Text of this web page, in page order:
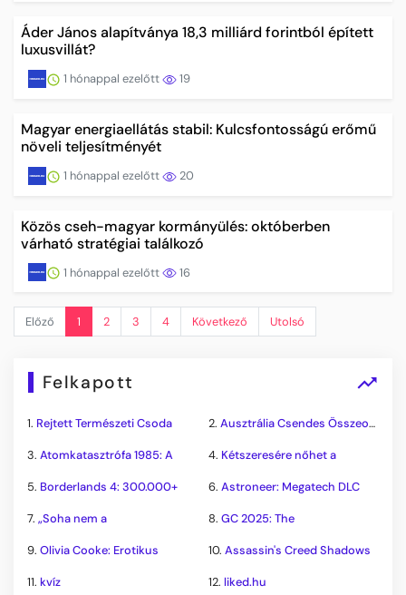
Áder János alapítványa 18,3 milliárd forintból épített
luxusvillát?
1 hónappal ezelőtt 19
Magyar energiaellátás stabil: Kulcsfontosságú erőmű
növeli teljesítményét
1 hónappal ezelőtt 20
Közös cseh-magyar kormányülés: októberben
várható stratégiai találkozó
1 hónappal ezelőtt 16
Előző 1 2 3 4 Következő Utolsó
Felkapott
1. Rejtett Természeti Csoda 2. Ausztrália Csendes Összeomlása
3. Atomkatasztrófa 1985: A 4. Kétszeresére nőhet a
5. Borderlands 4: 300.000+ 6. Astroneer: Megatech DLC
7. „Soha nem a 8. GC 2025: The
9. Olivia Cooke: Erotikus 10. Assassin's Creed Shadows
11. kvíz 12. liked.hu